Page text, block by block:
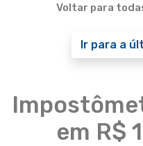
Voltar para
Ir para a
em R$